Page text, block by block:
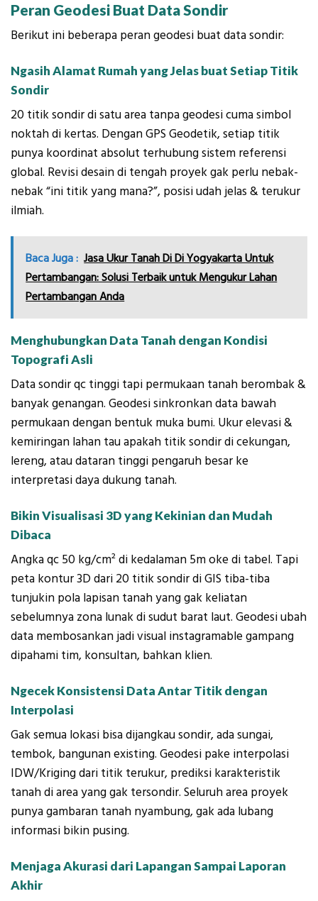
Peran Geodesi Buat Data Sondir
Berikut ini beberapa peran geodesi buat data sondir:
Ngasih Alamat Rumah yang Jelas buat Setiap Titik
Sondir
20 titik sondir di satu area tanpa geodesi cuma simbol
noktah di kertas. Dengan GPS Geodetik, setiap titik
punya koordinat absolut terhubung sistem referensi
global. Revisi desain di tengah proyek gak perlu nebak-
nebak “ini titik yang mana?”, posisi udah jelas & terukur
ilmiah.
Baca Juga : Jasa Ukur Tanah Di Di Yogyakarta Untuk
Pertambangan: Solusi Terbaik untuk Mengukur Lahan
Pertambangan Anda
Menghubungkan Data Tanah dengan Kondisi
Topografi Asli
Data sondir qc tinggi tapi permukaan tanah berombak &
banyak genangan. Geodesi sinkronkan data bawah
permukaan dengan bentuk muka bumi. Ukur elevasi &
kemiringan lahan tau apakah titik sondir di cekungan,
lereng, atau dataran tinggi pengaruh besar ke
interpretasi daya dukung tanah.
Bikin Visualisasi 3D yang Kekinian dan Mudah
Dibaca
Angka qc 50 kg/cm² di kedalaman 5m oke di tabel. Tapi
peta kontur 3D dari 20 titik sondir di GIS tiba-tiba
tunjukin pola lapisan tanah yang gak keliatan
sebelumnya zona lunak di sudut barat laut. Geodesi ubah
data membosankan jadi visual instagramable gampang
dipahami tim, konsultan, bahkan klien.
Ngecek Konsistensi Data Antar Titik dengan
Interpolasi
Gak semua lokasi bisa dijangkau sondir, ada sungai,
tembok, bangunan existing. Geodesi pake interpolasi
IDW/Kriging dari titik terukur, prediksi karakteristik
tanah di area yang gak tersondir. Seluruh area proyek
punya gambaran tanah nyambung, gak ada lubang
informasi bikin pusing.
Menjaga Akurasi dari Lapangan Sampai Laporan
Akhir